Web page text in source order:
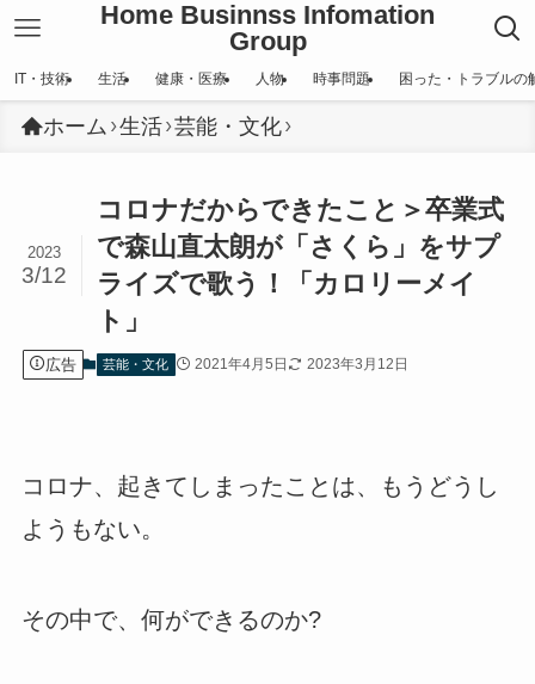
Home Businnss Infomation
Group
IT・技術 生活 健康・医療 人物 時事問題 困った・トラブルの
ホーム 生活 芸能・文化
コロナだからできたこと＞卒業式
で森山直太朗が「さくら」をサプ
ライズで歌う！「カロリーメイ
ト」
2023
3/12
広告 芸能・文化 2021年4月5日 2023年3月12日
コロナ、起きてしまったことは、もうどうし
ようもない。
その中で、何ができるのか?